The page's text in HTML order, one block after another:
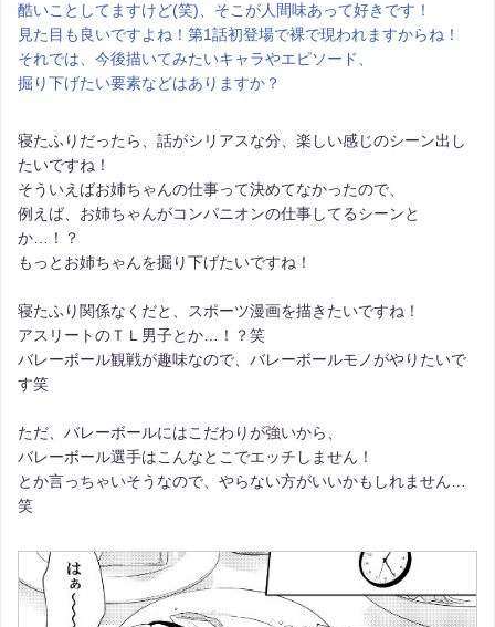
酷いことしてますけど(笑)、そこが人間味あって好きです！
見た目も良いですよね！第1話初登場で裸で現われますからね！
それでは、今後描いてみたいキャラやエピソード、
掘り下げたい要素などはありますか？
寝たふりだったら、話がシリアスな分、楽しい感じのシーン出し
たいですね！
そういえばお姉ちゃんの仕事って決めてなかったので、
例えば、お姉ちゃんがコンパニオンの仕事してるシーンと
か…！？
もっとお姉ちゃんを掘り下げたいですね！
寝たふり関係なくだと、スポーツ漫画を描きたいですね！
アスリートのＴＬ男子とか…！？笑
バレーボール観戦が趣味なので、バレーボールモノがやりたいで
す笑
ただ、バレーボールにはこだわりが強いから、
バレーボール選手はこんなとこでエッチしません！
とか言っちゃいそうなので、やらない方がいいかもしれません…
笑